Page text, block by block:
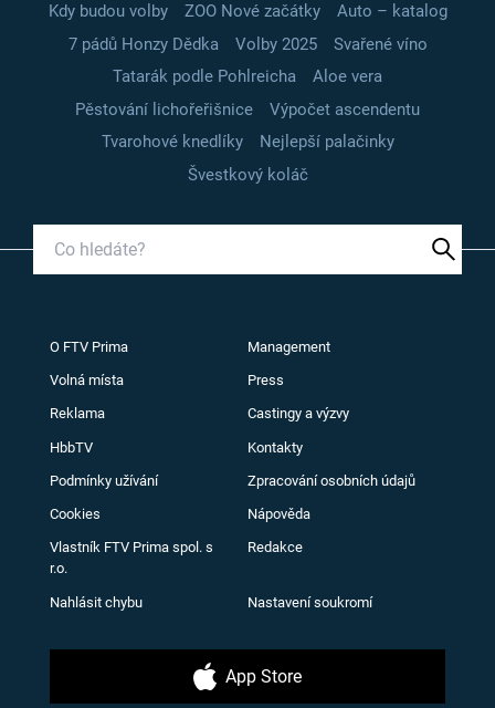
Kdy budou volby
ZOO Nové začátky
Auto – katalog
7 pádů Honzy Dědka
Volby 2025
Svařené víno
Tatarák podle Pohlreicha
Aloe vera
Pěstování lichořeřišnice
Výpočet ascendentu
Tvarohové knedlíky
Nejlepší palačinky
Švestkový koláč
O FTV Prima Management
Volná místa Press
Reklama Castingy a výzvy
HbbTV Kontakty
Podmínky užívání Zpracování osobních údajů
Cookies Nápověda
Vlastník FTV Prima spol. s
r.o.
Redakce
Nahlásit chybu Nastavení soukromí
App Store